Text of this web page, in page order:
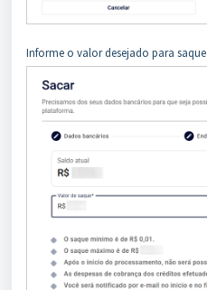
Informe o valor desejado para saque